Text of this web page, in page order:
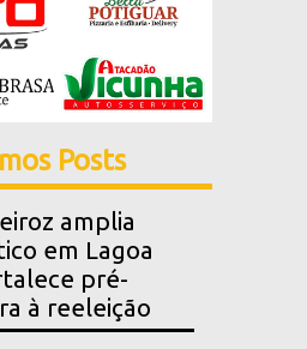
Posts
amplia
em Lagoa
pré-
à reeleição